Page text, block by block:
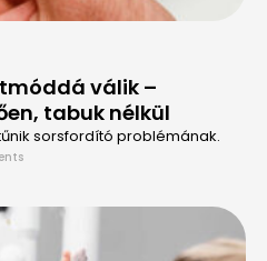
válik –
tabuk nélkül
sorsfordító problémának.